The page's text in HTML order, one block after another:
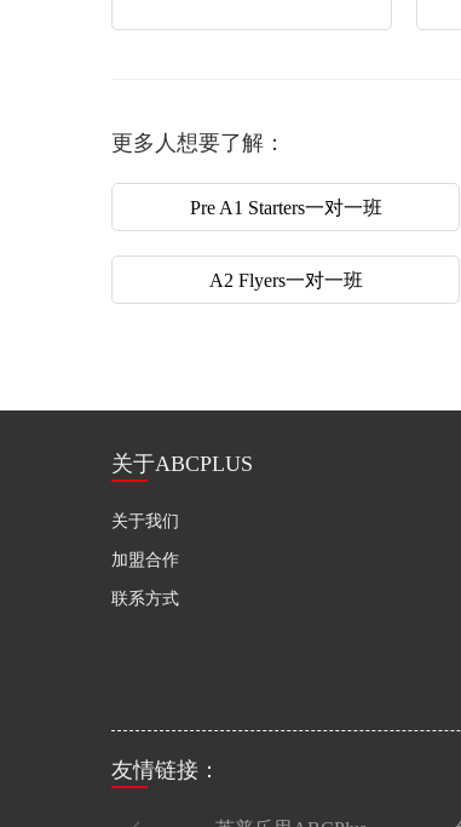
更多人想要了解：
Pre A1 Starters一对一班
A2 Flyers一对一班
关于ABCPLUS
关于我们
加盟合作
联系方式
友情链接：